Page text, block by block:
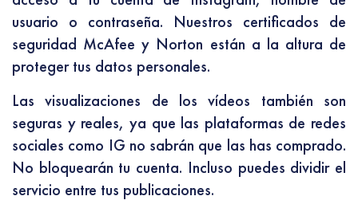
usuario o contraseña. Nuestros certificados de
seguridad McAfee y Norton están a la altura de
proteger tus datos personales.
Las visualizaciones de los vídeos también son
seguras y reales, ya que las plataformas de redes
sociales como IG no sabrán que las has comprado.
No bloquearán tu cuenta. Incluso puedes dividir el
servicio entre tus publicaciones.